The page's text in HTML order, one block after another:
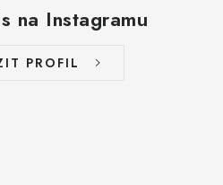
na Instagramu
PROFIL